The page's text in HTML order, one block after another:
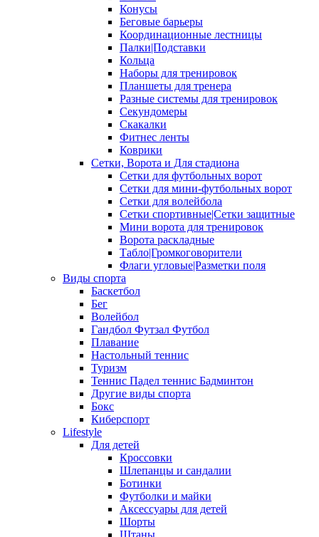
Конусы
Беговые барьеры
Координационные лестницы
Палки|Подставки
Кольца
Наборы для тренировок
Планшеты для тренера
Разные системы для тренировок
Секундомеры
Скакалки
Фитнес ленты
Коврики
Сетки, Ворота и Для стадиона
Сетки для футбольных ворот
Сетки для мини-футбольных ворот
Сетки для волейбола
Сетки спортивные|Сетки защитные
Мини ворота для тренировок
Ворота раскладные
Табло|Громкоговорители
Флаги угловые|Разметки поля
Виды спорта
Баскетбол
Бег
Волейбол
Гандбол Футзал Футбол
Плавание
Настольный теннис
Туризм
Теннис Падел теннис Бадминтон
Другие виды спорта
Бокс
Киберспорт
Lifestyle
Для детей
Кроссовки
Шлепанцы и сандалии
Ботинки
Футболки и майки
Аксессуары для детей
Шорты
Штаны